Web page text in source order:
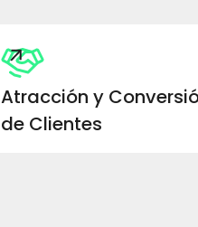
Atracción y
de Clientes